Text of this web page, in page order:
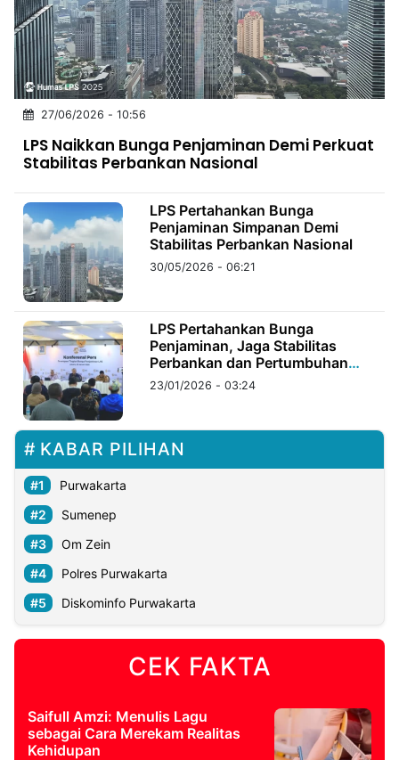
INDONESIA
Partner
NTB
Time
IDN
Jogja
Rakyat
News
Notice
Baru
Follow
Kabarbaru
Kabarbaru.co
2026
Kabarbaru
Media
27/06/2026 - 10:56
LPS Naikkan Bunga Penjaminan Demi Perkuat
Stabilitas Perbankan Nasional
LPS Pertahankan Bunga
Penjaminan Simpanan Demi
Stabilitas Perbankan Nasional
30/05/2026 - 06:21
LPS Pertahankan Bunga
Penjaminan, Jaga Stabilitas
Perbankan dan Pertumbuhan
Ekonomi
23/01/2026 - 03:24
KABAR PILIHAN
Purwakarta
Sumenep
Om Zein
Polres Purwakarta
Diskominfo Purwakarta
CEK FAKTA
Saifull Amzi: Menulis Lagu
sebagai Cara Merekam Realitas
Kehidupan